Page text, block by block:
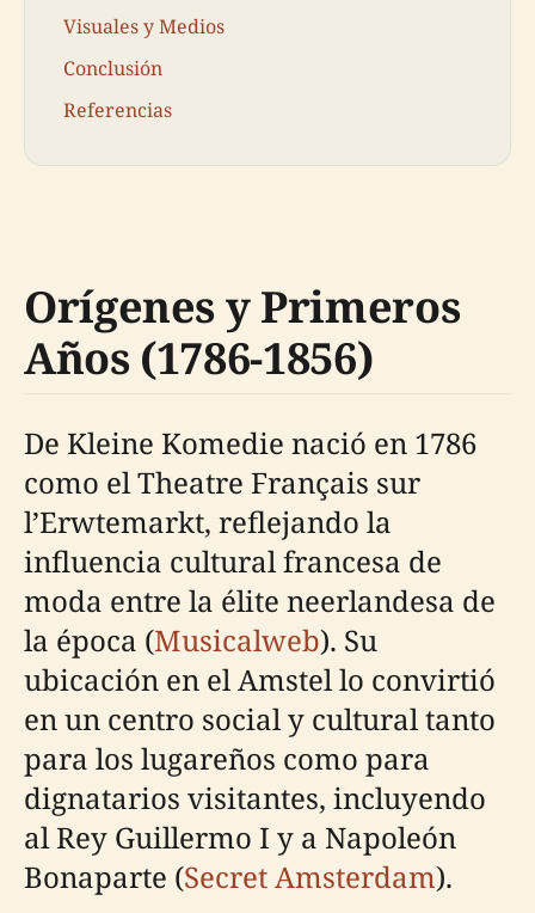
Visuales y Medios
Conclusión
Referencias
Orígenes y Primeros
Años (1786-1856)
De Kleine Komedie nació en 1786
como el Theatre Français sur
l’Erwtemarkt, reflejando la
influencia cultural francesa de
moda entre la élite neerlandesa de
la época (Musicalweb). Su
ubicación en el Amstel lo convirtió
en un centro social y cultural tanto
para los lugareños como para
dignatarios visitantes, incluyendo
al Rey Guillermo I y a Napoleón
Bonaparte (Secret Amsterdam).